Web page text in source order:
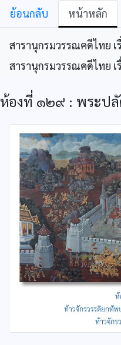
ย้อนกลับ หน้าหลัก
สารานุกรมวรรณคดีไทย เ
สารานุกรมวรรณคดีไทย เ
ห้องที่ ๑๒๙ : พระปลั